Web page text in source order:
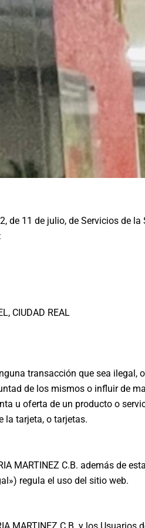
de 11 de julio, de Servicios de
CIUDAD REAL
transacción que sea
de los mismos o influir de
u oferta de un producto o
la tarjeta, o tarjetas.
MARTINEZ C.B. además de
regula el uso del sitio web.